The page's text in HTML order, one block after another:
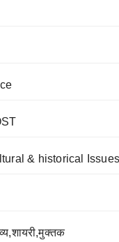
& historical Issues